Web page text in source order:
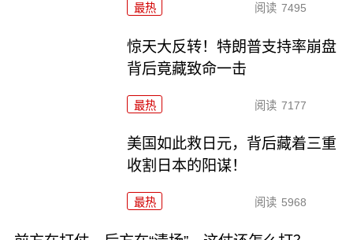
最热 阅读 7495
惊天大反转！特朗普支持率崩盘
背后竟藏致命一击
最热 阅读 7177
美国如此救日元，背后藏着三重
收割日本的阳谋！
最热 阅读 5968